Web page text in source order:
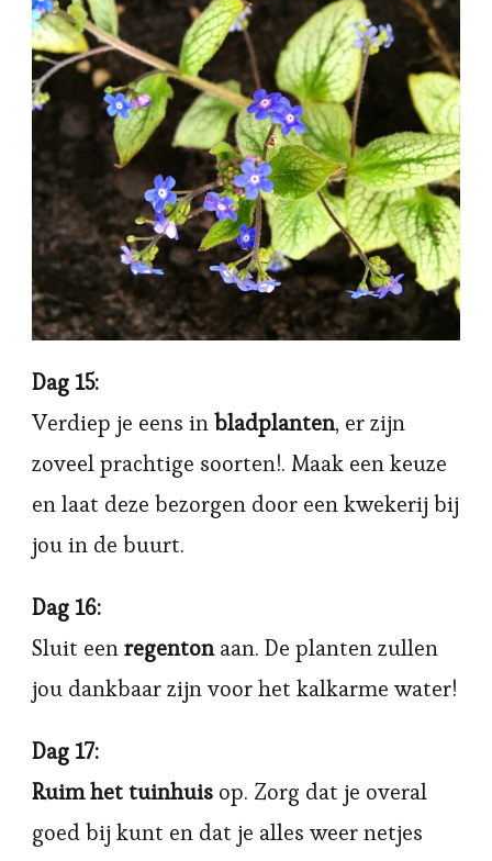
Dag 15:
Verdiep je eens inbladplanten, er zijn
zoveel prachtige soorten!. Maak een keuze
en laat deze bezorgen door een kwekerij bij
jou in de buurt.
Dag 16:
Sluit eenregentonaan. De planten zullen
jou dankbaar zijn voor het kalkarme water!
Dag 17:
Ruim het tuinhuis op. Zorg dat je overal
goed bij kunt en dat je alles weer netjes